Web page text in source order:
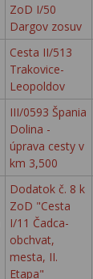
ZoD I/50
Dargov zosuv
Cesta II/513
Trakovice-
Leopoldov
III/0593 Špania
Dolina -
úprava cesty v
km 3,500
Dodatok č. 8 k
ZoD "Cesta
I/11 Čadca-
obchvat,
mesta, II.
Etapa"